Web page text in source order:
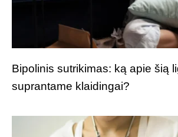
Bipolinis sutrikimas: ką apie šią
suprantame klaidingai?